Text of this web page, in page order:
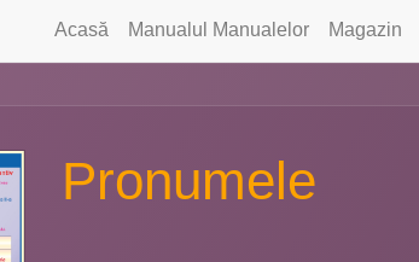
Acasă Manualul Manualelor Magazin
Pronumele